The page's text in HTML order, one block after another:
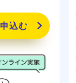
込む